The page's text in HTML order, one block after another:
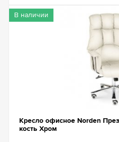
В наличии
Кресло офисное Norden
кость Хром